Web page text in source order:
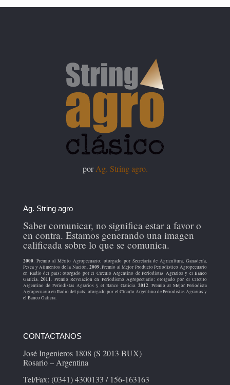
porAg. String agro.
Ag. String agro
Saber comunicar, no significa estar a favor o
en contra. Estamos generando una imagen
calificada sobre lo que se comunica.
2000. Premio al Mérito Agropecuario; otorgado por Secretaría de Agricultura, Ganadería,
Pesca y Alimentos de la Nación. 2009. Premio al Mejor Producto Periodístico Agropecuario
en Radio del país; otorgado por el Círculo Argentino de Periodistas Agrarios y el Banco
Galicia.2011. Premio Revelación en Periodismo Agropecuario; otorgado por el Círculo
Argentino de Periodistas Agrarios y el Banco Galicia. 2012. Premio al Mejor Periodista
Agropecuario en Radio del país; otorgado por el Círculo Argentino de Periodistas Agrarios y
el Banco Galicia.
CONTACTANOS
José Ingenieros 1808 (S 2013 BUX)
Rosario – Argentina
Tel/Fax: (0341) 4300133 / 156-163163